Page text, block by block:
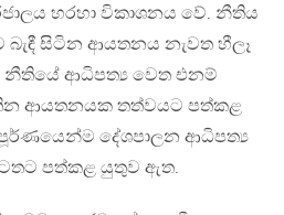
හරහා විකාශනය වේ. නීතිය
බැඳී සිටින ආයතනය නැවත හීලෑ
ආධිපත්‍ය වෙත එනම්
ආයතනයක තත්වයට පත්කළ
දේශපාලන ආධිපත්‍ය
පත්කළ යුතුව ඇත.